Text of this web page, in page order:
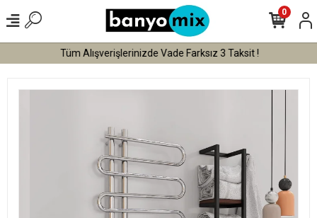
Tüm Alışverişlerinizde Vade Farksız 3 Taksit !
0